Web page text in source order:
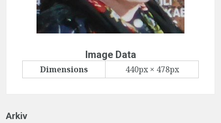
Image Data
Dimensions 440px × 478px
Arkiv